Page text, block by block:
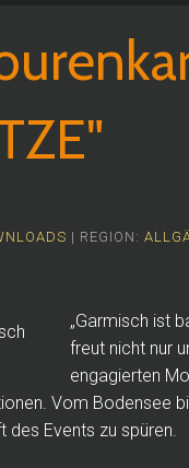
| REGION:
„Garmisch ist
freut nicht nur
engagierten
Vom Bodensee
des Events zu spüren.